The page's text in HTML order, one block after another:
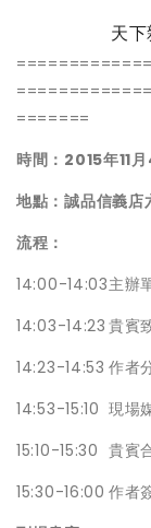
天下雜誌
=======
時間：2015年11
地點：誠品信義店
流程：
14:00-14:03主辦
14:03-14:23 貴賓
14:23-14:53 作者
14:53-15:10 現場
15:10-15:30 貴賓
15:30-16:00 作者